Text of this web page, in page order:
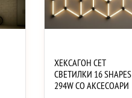
ХЕКСАГОН СЕТ
СВЕТИЛКИ 16 SHAPES
294W СО АКСЕСОАРИ